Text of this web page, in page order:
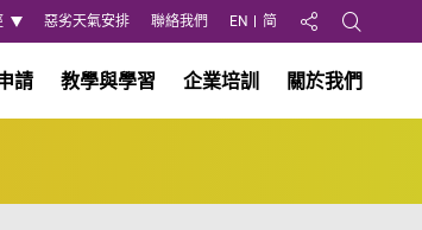
惡劣天氣安排 聯絡我們 EN 简
分享至 Open
請 教學與學習 企業培訓 關於我們